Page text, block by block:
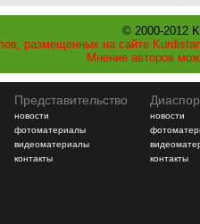
© 2000-2012
размещенных на сайте
Мнение авторов
Представительство
новости
фотоматериалы
видеоматериалы
контакты
новости
контакты